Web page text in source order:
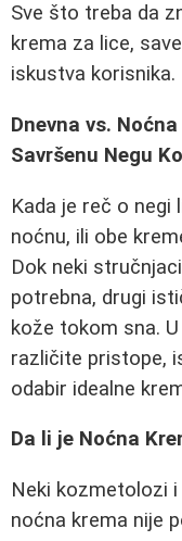
Sve što treba da
krema za lice,
iskustva korisnika.
Dnevna vs.
Savršenu Negu
Kada je reč o negi
noćnu, ili obe
Dok neki
potrebna, drugi
kože tokom sna.
različite pristope,
odabir idealne
Da li je Noćna
Neki kozmetolozi
noćna krema nije